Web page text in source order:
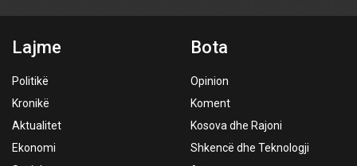
Lajme
Politikë
Kronikë
Aktualitet
Ekonomi
Bota
Opinion
Koment
Kosova dhe Rajoni
Shkencë dhe Teknologji